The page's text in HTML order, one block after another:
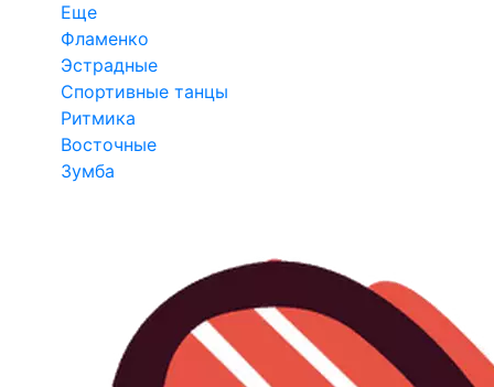
Еще
Фламенко
Эстрадные
Спортивные танцы
Ритмика
Восточные
Зумба